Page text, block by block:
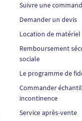
Suivre une
Demander un devis
Location de matériel
Remboursement
sociale
Le programme de
Commander
incontinence
Service après-vente